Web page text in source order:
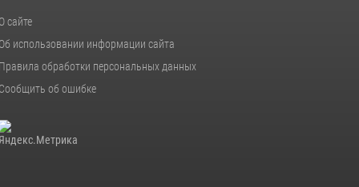
О сайте
Об использовании информации сайта
Правила обработки персональных данных
Сообщить об ошибке